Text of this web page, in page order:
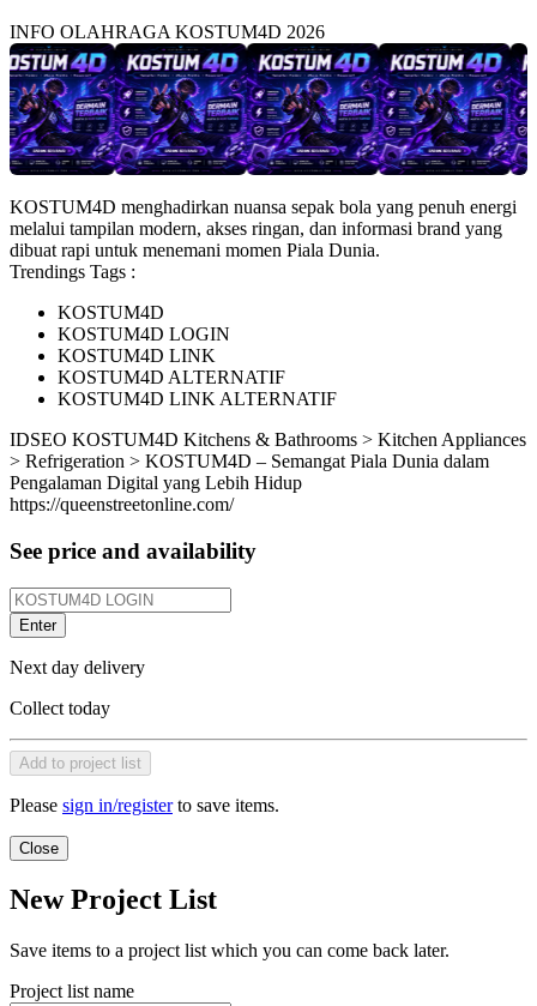
INFO OLAHRAGA KOSTUM4D 2026
KOSTUM4D menghadirkan nuansa sepak bola yang penuh energi
melalui tampilan modern, akses ringan, dan informasi brand yang
dibuat rapi untuk menemani momen Piala Dunia.
Trendings Tags :
KOSTUM4D
KOSTUM4D LOGIN
KOSTUM4D LINK
KOSTUM4D ALTERNATIF
KOSTUM4D LINK ALTERNATIF
IDSEO KOSTUM4D Kitchens & Bathrooms > Kitchen Appliances
> Refrigeration > KOSTUM4D – Semangat Piala Dunia dalam
Pengalaman Digital yang Lebih Hidup
https://queenstreetonline.com/
See price and availability
Enter
Next day delivery
Collect today
Add to project list
Please sign in/registerto save items.
Close
New Project List
Save items to a project list which you can come back later.
Project list name